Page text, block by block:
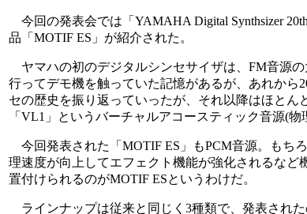
今回の発表会では「YAMAHA Digital Synthsizer
品「MOTIF ES」が紹介された。
ヤマハの初のデジタルシンセサイザは、FM音源
行ってデモ機を触っていた記憶があるが、あれか
セの歴史を振り返っていったが、それ以降はほと
「VL1」というバーチャルアコースティック音源(
今回発表された「MOTIF ES」もPCM音源。もち
理速度が向上してエフェクト機能が強化されるな
置付けられるのがMOTIF ESというわけだ。
ラインナップは従来と同じく3種類で、発表された